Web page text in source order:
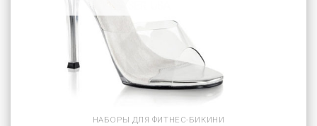
НАБОРЫ ДЛЯ ФИТНЕС-БИКИНИ